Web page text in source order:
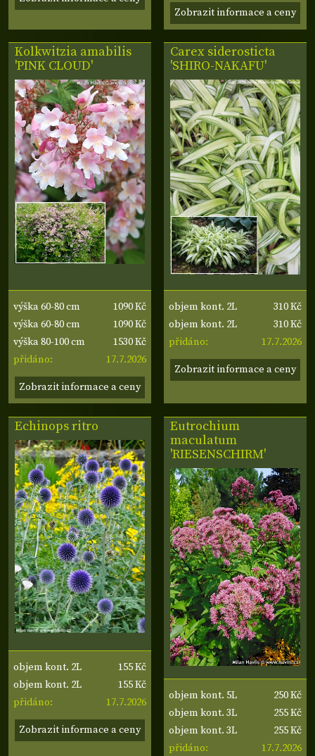
Zobrazit informace a ceny
Kolkwitzia amabilis
'PINK CLOUD'
výška 60-80 cm
1090 Kč
výška 60-80 cm
1090 Kč
výška 80-100 cm
1530 Kč
přidáno:
17.7.2026
Zobrazit informace a ceny
Carex siderosticta
'SHIRO-NAKAFU'
objem kont. 2L
310 Kč
objem kont. 2L
310 Kč
přidáno:
17.7.2026
Zobrazit informace a ceny
Echinops ritro
objem kont. 2L
155 Kč
objem kont. 2L
155 Kč
přidáno:
17.7.2026
Zobrazit informace a ceny
Eutrochium
maculatum
'RIESENSCHIRM'
objem kont. 5L
250 Kč
objem kont. 3L
255 Kč
objem kont. 3L
255 Kč
přidáno:
17.7.2026